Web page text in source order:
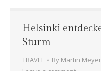
Helsinki
Sturm
TRAVEL By Martin Meyer